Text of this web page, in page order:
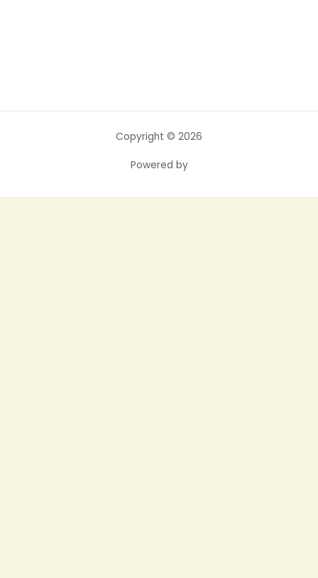
Copyright © 2026
Powered by